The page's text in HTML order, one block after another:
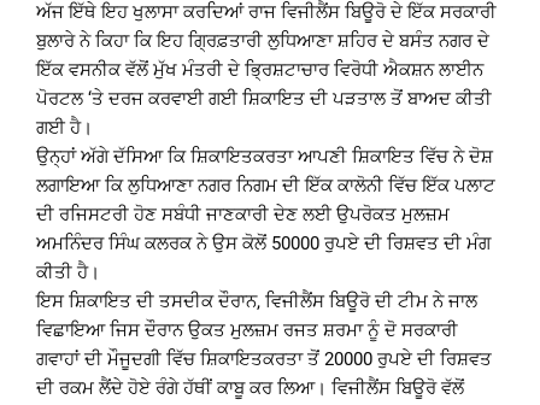
ਅੱਜ ਇੱਥੇ ਇਹ ਖੁਲਾਸਾ ਕਰਦਿਆਂ ਰਾਜ ਵਿਜੀਲੈਂਸ ਬਿਊਰੋ ਦੇ ਇੱਕ ਸਰਕਾਰੀ
ਬੁਲਾਰੇ ਨੇ ਕਿਹਾ ਕਿ ਇਹ ਗ੍ਰਿਫ਼ਤਾਰੀ ਲੁਧਿਆਣਾ ਸ਼ਹਿਰ ਦੇ ਬਸੰਤ ਨਗਰ ਦੇ
ਇੱਕ ਵਸਨੀਕ ਵੱਲੋਂ ਮੁੱਖ ਮੰਤਰੀ ਦੇ ਭ੍ਰਿਸ਼ਟਾਚਾਰ ਵਿਰੋਧੀ ਐਕਸ਼ਨ ਲਾਈਨ
ਪੋਰਟਲ ‘ਤੇ ਦਰਜ ਕਰਵਾਈ ਗਈ ਸ਼ਿਕਾਇਤ ਦੀ ਪੜਤਾਲ ਤੋਂ ਬਾਅਦ ਕੀਤੀ
ਗਈ ਹੈ।
ਉਨ੍ਹਾਂ ਅੱਗੇ ਦੱਸਿਆ ਕਿ ਸ਼ਿਕਾਇਤਕਰਤਾ ਆਪਣੀ ਸ਼ਿਕਾਇਤ ਵਿੱਚ ਨੇ ਦੋਸ਼
ਲਗਾਇਆ ਕਿ ਲੁਧਿਆਣਾ ਨਗਰ ਨਿਗਮ ਦੀ ਇੱਕ ਕਾਲੋਨੀ ਵਿੱਚ ਇੱਕ ਪਲਾਟ
ਦੀ ਰਜਿਸਟਰੀ ਹੋਣ ਸਬੰਧੀ ਜਾਣਕਾਰੀ ਦੇਣ ਲਈ ਉਪਰੋਕਤ ਮੁਲਜ਼ਮ
ਅਮਨਿੰਦਰ ਸਿੰਘ ਕਲਰਕ ਨੇ ਉਸ ਕੋਲੋਂ 50000 ਰੁਪਏ ਦੀ ਰਿਸ਼ਵਤ ਦੀ ਮੰਗ
ਕੀਤੀ ਹੈ।
ਇਸ ਸ਼ਿਕਾਇਤ ਦੀ ਤਸਦੀਕ ਦੌਰਾਨ, ਵਿਜੀਲੈਂਸ ਬਿਊਰੋ ਦੀ ਟੀਮ ਨੇ ਜਾਲ
ਵਿਛਾਇਆ ਜਿਸ ਦੌਰਾਨ ਉਕਤ ਮੁਲਜ਼ਮ ਰਜਤ ਸ਼ਰਮਾ ਨੂੰ ਦੋ ਸਰਕਾਰੀ
ਗਵਾਹਾਂ ਦੀ ਮੌਜੂਦਗੀ ਵਿੱਚ ਸ਼ਿਕਾਇਤਕਰਤਾ ਤੋਂ 20000 ਰੁਪਏ ਦੀ ਰਿਸ਼ਵਤ
ਦੀ ਰਕਮ ਲੈਂਦੇ ਹੋਏ ਰੰਗੇ ਹੱਥੀਂ ਕਾਬੂ ਕਰ ਲਿਆ। ਵਿਜੀਲੈਂਸ ਬਿਊਰੋ ਵੱਲੋਂ